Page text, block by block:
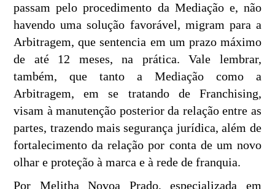
passam pelo procedimento da Mediação e, não
havendo uma solução favorável, migram para a
Arbitragem, que sentencia em um prazo máximo
de até 12 meses, na prática. Vale lembrar,
também, que tanto a Mediação como a
Arbitragem, em se tratando de Franchising,
visam à manutenção posterior da relação entre as
partes, trazendo mais segurança jurídica, além de
fortalecimento da relação por conta de um novo
olhar e proteção à marca e à rede de franquia.
Por Melitha Novoa Prado, especializada em